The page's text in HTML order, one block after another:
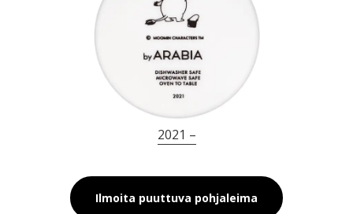
2021 –
Ilmoita puuttuva pohjaleima